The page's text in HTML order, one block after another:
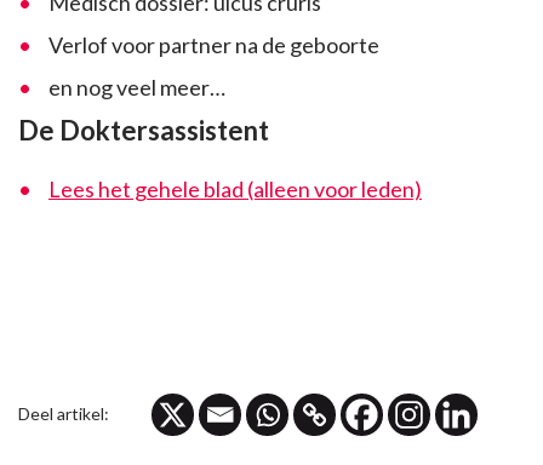
Verlof voor partner na de geboorte
en nog veel meer…
De Doktersassistent
Lees het gehele blad (alleen voor leden)
Deel artikel: